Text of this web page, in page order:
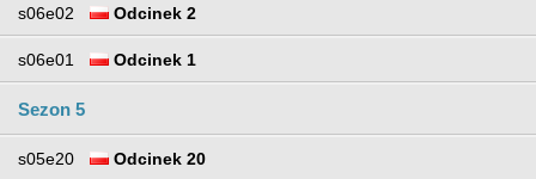
s06e02 Odcinek 2
s06e01 Odcinek 1
Sezon 5
s05e20 Odcinek 20